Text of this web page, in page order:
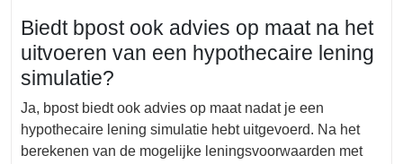
Biedt bpost ook advies op maat na het
uitvoeren van een hypothecaire lening
simulatie?
Ja, bpost biedt ook advies op maat nadat je een
hypothecaire lening simulatie hebt uitgevoerd. Na het
berekenen van de mogelijke leningsvoorwaarden met